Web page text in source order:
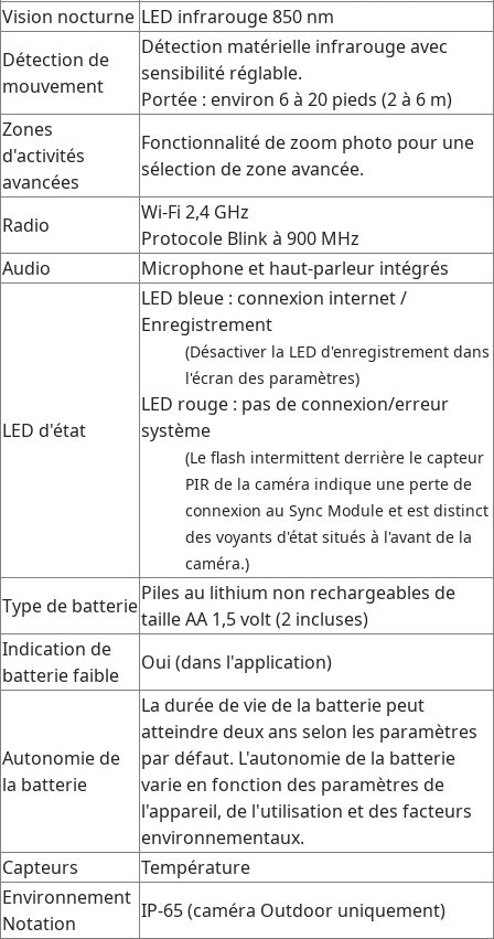
Vision nocturne LED infrarouge 850 nm
Détection de
mouvement
Détection matérielle infrarouge avec
sensibilité réglable.
Portée : environ 6 à 20 pieds (2 à 6 m)
Zones
d'activités
avancées
Fonctionnalité de zoom photo pour une
sélection de zone avancée.
Radio
Wi-Fi 2,4 GHz
Protocole Blink à 900 MHz
Audio
Microphone et haut-parleur intégrés
LED d'état
LED bleue : connexion internet /
Enregistrement
(Désactiver la LED d'enregistrement dans
l'écran des paramètres)
LED rouge : pas de connexion/erreur
système
(Le flash intermittent derrière le capteur
PIR de la caméra indique une perte de
connexion au Sync Module et est distinct
des voyants d'état situés à l'avant de la
caméra.)
Type de batterie
Piles au lithium non rechargeables de
taille AA 1,5 volt (2 incluses)
Indication de
batterie faible
Oui (dans l'application)
Autonomie de
la batterie
La durée de vie de la batterie peut
atteindre deux ans selon les paramètres
par défaut. L'autonomie de la batterie
varie en fonction des paramètres de
l'appareil, de l'utilisation et des facteurs
environnementaux.
Capteurs
Température
Environnement
Notation
IP-65 (caméra Outdoor uniquement)